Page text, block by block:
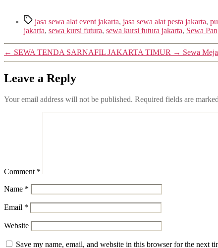
Tagsjasa sewa alat event jakarta, jasa sewa alat pesta jakarta,
jakarta, sewa kursi futura, sewa kursi futura jakarta, Sewa
← SEWA TENDA SARNAFIL JAKARTA TIMUR → Sewa
Leave a Reply
Your email address will not be published. Required fields are marked
Comment *
Name *
Email *
Website
Save my name, email, and website in this browser for the next